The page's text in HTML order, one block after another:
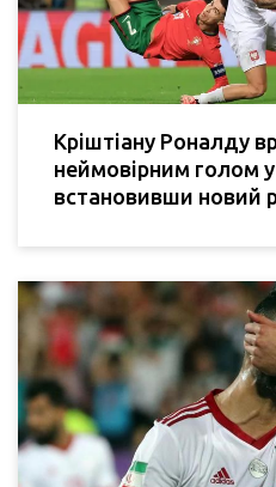
Кріштіану Роналду
неймовірним голом у
встановивши новий